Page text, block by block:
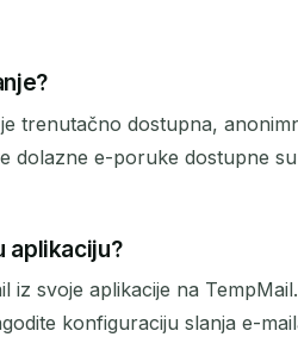
trenutačno dostupna,
dolazne e-poruke dostupne
aplikaciju?
iz svoje aplikacije na
konfiguraciju slanja e-